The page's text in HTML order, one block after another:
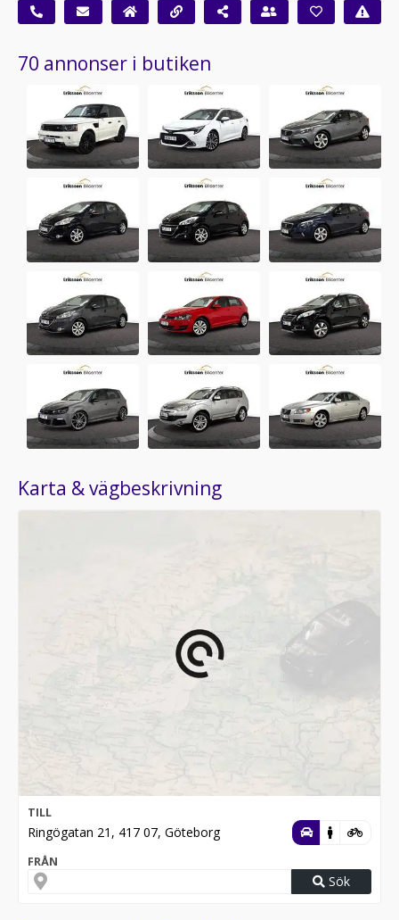
70 annonser i butiken
Karta & vägbeskrivning
TILL
Ringögatan 21, 417 07, Göteborg
FRÅN
Sök